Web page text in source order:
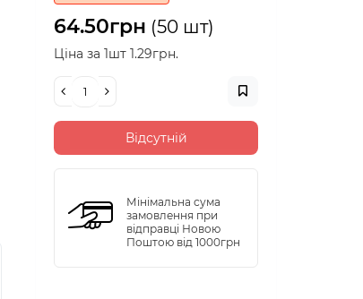
64.50грн (50 шт)
Ціна за 1шт 1.29грн.
Відсутній
Мінімальна сума
замовлення при
відправці Новою
Поштою від 1000грн